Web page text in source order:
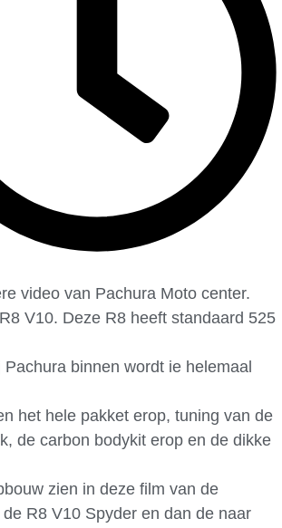
video van Pachura Moto center.
V10. Deze R8 heeft standaard 525
binnen wordt ie helemaal
het hele pakket erop, tuning van de
de carbon bodykit erop en de dikke
zien in deze film van de
R8 V10 Spyder en dan de naar